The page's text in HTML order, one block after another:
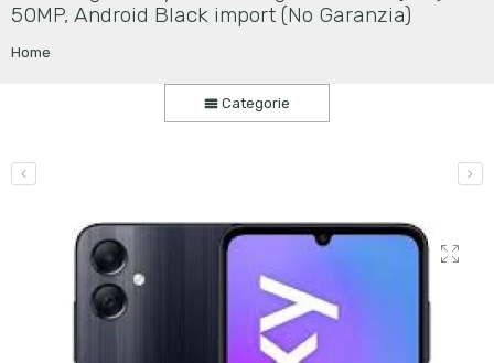
50MP, Android Black import (No Garanzia)
Home
Categorie